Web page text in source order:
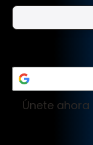
Únete ahora